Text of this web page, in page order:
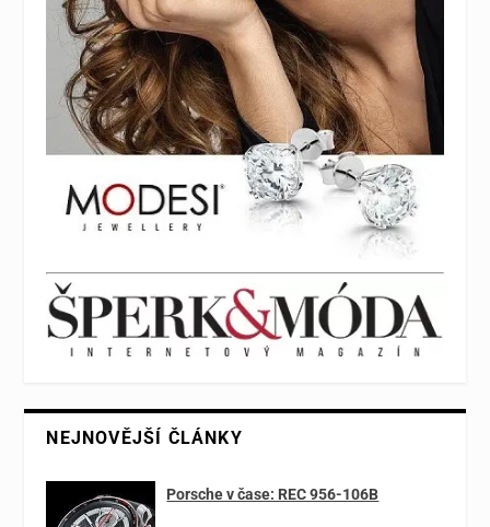
NEJNOVĚJŠÍ ČLÁNKY
Porsche v čase: REC 956-106B